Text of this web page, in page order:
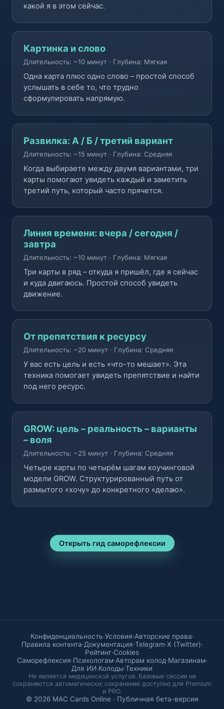
какой я в этом сейчас.
Картинка и слово
Длительность: ~10 минут · Глубина: Мягкая
Одна карта плюс одно слово – простой способ
услышать в себе то, что трудно
сформулировать напрямую.
Развилка: А / Б / третий вариант
Длительность: ~15 минут · Глубина: Средняя
Когда выбираете между двумя вариантами, три
карты помогают увидеть каждый и заметить
третий путь, который часто прячется.
Линия времени: вчера / сегодня /
завтра
Длительность: ~10 минут · Глубина: Мягкая
Три карты в ряд – откуда я пришёл, где я сейчас
и куда двигаюсь. Простой способ увидеть
движение.
От препятствия к ресурсу
Длительность: ~20 минут · Глубина: Средняя
У вас есть цель и есть «что-то мешает». Эта
техника помогает увидеть препятствие и найти
под него ресурс.
GROW: цель – реальность – варианты
– воля
Длительность: ~25 минут · Глубина: Средняя
Четыре карты по четырём шагам коучинговой
модели GROW. Структурированный путь от
размытого «хочу» до конкретного «делаю».
Открыть гид саморефлексии
Конфиденциальность·Условия·Авторские права·
Правила контента·Документация·Telegram·X (Twitter)·
Рейтинг·Cookies
Саморефлексия·Психологам·Авторам колод·Магазинам·
Для ИИ·Колоды·Техники
Не является медицинской услугой. Базовые сессии не
сохраняются автоматически; сохранение доступно для Premium
и PRO.
© 2026 MAC Cards Online · Публичная бета-версия